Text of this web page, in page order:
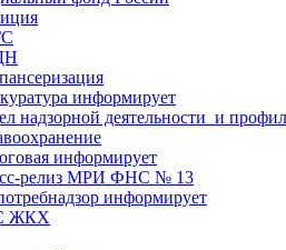
информирует
надзорной деятельности и
информирует
релиз МРИ ФНС № 13
информирует
ЖКХ